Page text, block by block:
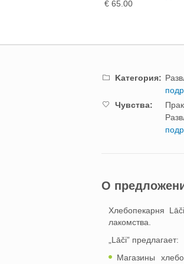
€ 65.00
Kатегория:
Чувства:
О
Хлебопекарня
лакомства.
„Lāči” предлагает:
Магазины